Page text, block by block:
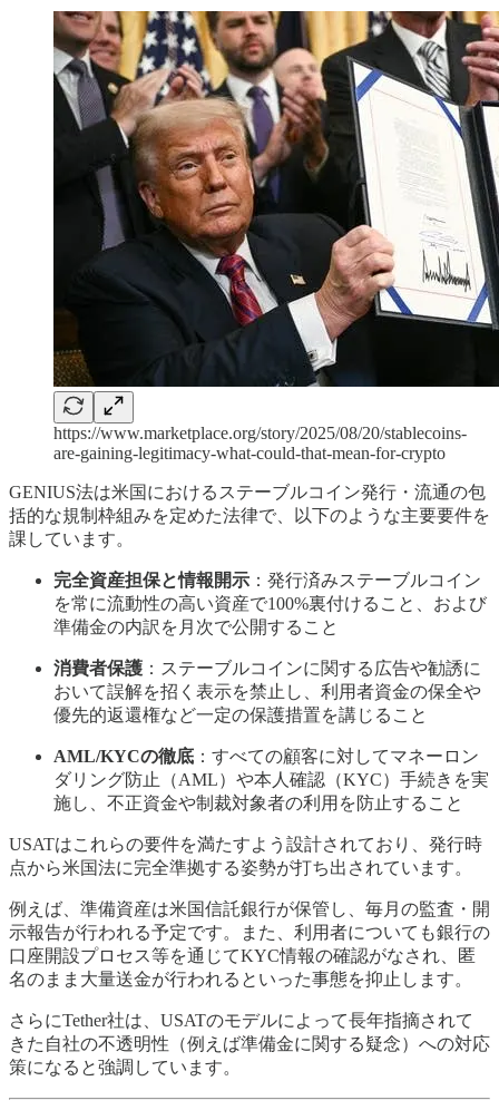
https://www.marketplace.org/story/2025/08/20/stablecoins-
are-gaining-legitimacy-what-could-that-mean-for-crypto
GENIUS法は米国におけるステーブルコイン発行・流通の包
括的な規制枠組みを定めた法律で、以下のような主要要件を
課しています。
完全資産担保と情報開示 ：発行済みステーブルコイン
を常に流動性の高い資産で100%裏付けること、および
準備金の内訳を月次で公開すること
消費者保護 ：ステーブルコインに関する広告や勧誘に
おいて誤解を招く表示を禁止し、利用者資金の保全や
優先的返還権など一定の保護措置を講じること
AML/KYCの徹底 ：すべての顧客に対してマネーロン
ダリング防止（AML）や本人確認（KYC）手続きを実
施し、不正資金や制裁対象者の利用を防止すること
USATはこれらの要件を満たすよう設計されており、発行時
点から米国法に完全準拠する姿勢が打ち出されています。
例えば、準備資産は米国信託銀行が保管し、毎月の監査・開
示報告が行われる予定です。また、利用者についても銀行の
口座開設プロセス等を通じてKYC情報の確認がなされ、匿
名のまま大量送金が行われるといった事態を抑止します。
さらにTether社は、USATのモデルによって長年指摘されて
きた自社の不透明性（例えば準備金に関する疑念）への対応
策になると強調しています。